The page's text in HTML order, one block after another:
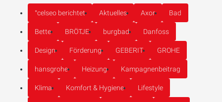
°celseo berichtet Aktuelles Axor Bad
Bette BRÖTJE burgbad Danfoss
Design Förderung GEBERIT GROHE
hansgrohe Heizung Kampagnenbeitrag
Klima Komfort & Hygiene Lifestyle